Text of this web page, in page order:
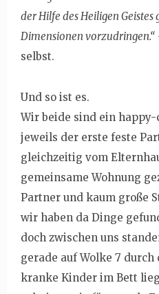
der Hilfe des Heiligen Geistes
Dimensionen vorzudringen.“
selbst.
Und so ist es.
Wir beide sind ein
jeweils der erste feste
gleichzeitig vom
gemeinsame Wohnung
Partner und kaum große
wir haben da Dinge
doch zwischen uns
gerade auf Wolke 7
kranke Kinder im Bett